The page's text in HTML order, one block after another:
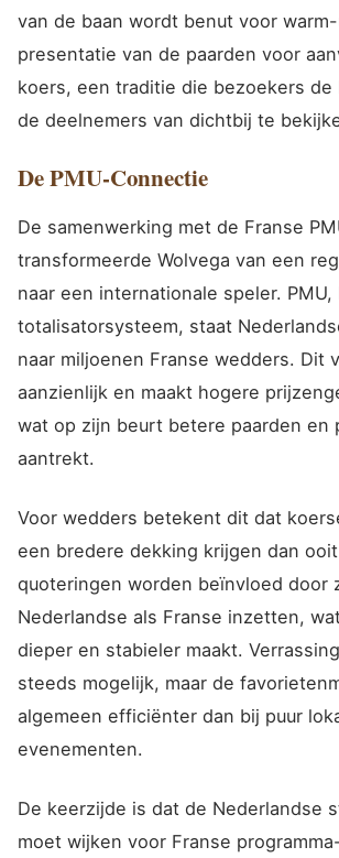
van de baan wordt benut voor
presentatie van de paarden voor
koers, een traditie die bezoekers de
de deelnemers van dichtbij te
De PMU-Connectie
De samenwerking met de Franse
transformeerde Wolvega van een
naar een internationale speler. PMU,
totalisatorsysteem, staat
naar miljoenen Franse wedders. Dit
aanzienlijk en maakt hogere
wat op zijn beurt betere paarden en
aantrekt.
Voor wedders betekent dit dat
een bredere dekking krijgen dan
quoteringen worden beïnvloed door
Nederlandse als Franse inzetten,
dieper en stabieler maakt.
steeds mogelijk, maar de
algemeen efficiënter dan bij puur
evenementen.
De keerzijde is dat de Nederlandse
moet wijken voor Franse